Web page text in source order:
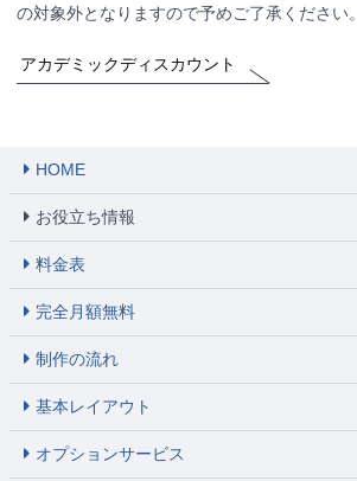
の対象外となりますので予めご了承ください。
アカデミックディスカウント
HOME
お役立ち情報
料金表
完全月額無料
制作の流れ
基本レイアウト
オプションサービス